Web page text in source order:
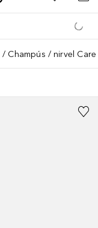
Champús nirvel